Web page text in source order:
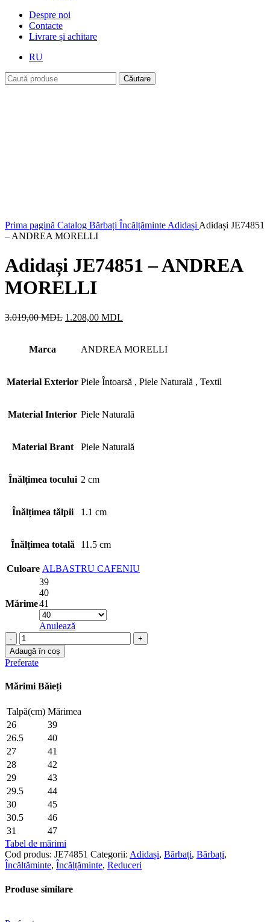
Despre noi
Contacte
Livrare și achitare
RU
Căutare
Prima pagină Catalog Bărbați Încălțăminte Adidași Adidași JE74851
– ANDREA MORELLI
Adidași JE74851 – ANDREA
MORELLI
3.019,00MDL Prețul
1.208,00 MDL
1.208,00 MDL.
Marca ANDREA MORELLI
Material Exterior Piele Întoarsă , Piele Naturală , Textil
Material Interior Piele Naturală
Material Brant Piele Naturală
Înălțimea tocului 2 cm
Înălțimea tălpii 1.1 cm
Înălțimea totală 11.5 cm
Culoare ALBASTRU CAFENIU
Mărime
39
40
41
Anulează
Cantitate
Adidași
JE74851
-
ANDREA
MORELLI
Adaugă în coș
Preferate
Mărimi Băieți
Talpă(cm) Mărimea
26
39
26.5
40
27
41
28
42
29
43
29.5
44
30
45
30.5
46
31
47
Tabel de mărimi
Cod produs: JE74851 Categorii: Adidași, Bărbați, Bărbați,
Încăltăminte, Încălțăminte, Reduceri
Produse similare